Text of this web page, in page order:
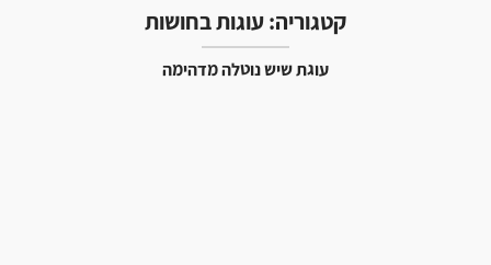
קטגוריה: עוגות בחושות
עוגת שיש נוטלה מדהימה